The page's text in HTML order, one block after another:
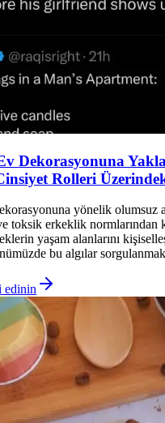
Dekorasyonuna
Rolleri
yönelik olumsuz
toksik erkeklik normlarından
yaşam alanlarını
bu algılar
edinin